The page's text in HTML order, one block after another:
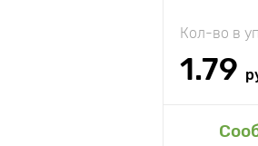
Кол-во в
1.79